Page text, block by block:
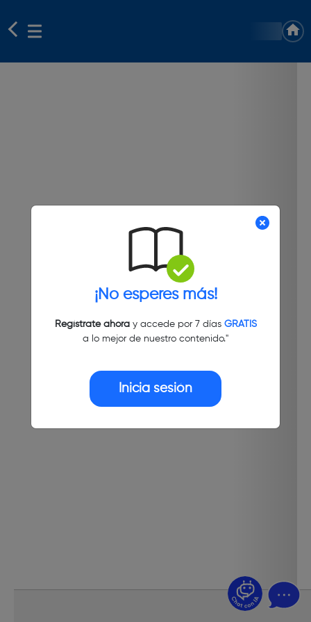
¡No esperes más!
Regístrate ahoray accede por 7 días GRATIS
a lo mejor de nuestro contenido."
Inicia sesión